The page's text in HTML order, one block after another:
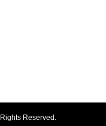
Reserved.